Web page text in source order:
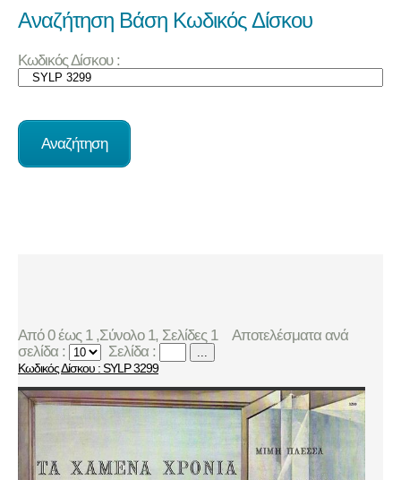
Αναζήτηση Βάση Κωδικός Δίσκου
Κωδικός Δίσκου :
Από 0 έως 1 ,Σύνολο 1, Σελίδες 1
Αποτελέσματα ανά
σελίδα :
Σελίδα : ...
Κωδικός Δίσκου : SYLP 3299